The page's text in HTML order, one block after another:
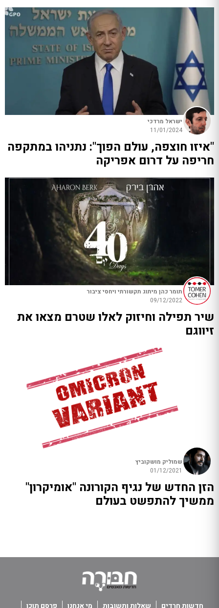
ישראל מרדכי
11/01/2024
"איזו חוצפה, עולם הפוך": נתניהו במתקפה
חריפה על דרום אפריקה
תומר כהן מיתוג תקשורתי ויחסי ציבור
09/12/2022
שיר תפילה וחיזוק לאלו שטרם מצאו את
זיווגם
שמוליק מושקוביץ
01/12/2021
הזן החדש של נגיף הקורונה "אומיקרון"
ממשיך להתפשט בעולם
חדשות חרדים שאלות ותשובות מי אנחנו פרסם תוכן